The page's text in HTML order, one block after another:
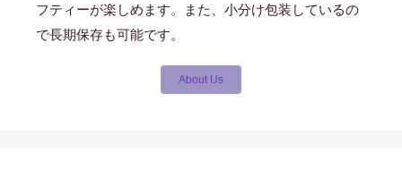
フティーが楽しめます。また、小分け包装しているの
で長期保存も可能です。
About Us